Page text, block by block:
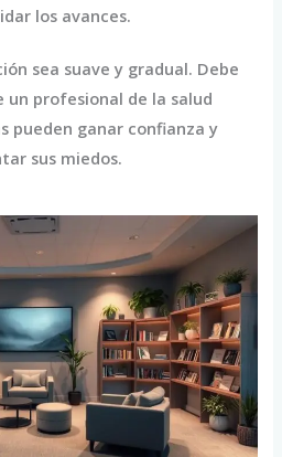
los avances.
sea suave y gradual. Debe
un profesional de la salud
pueden ganar confianza y
sus miedos.